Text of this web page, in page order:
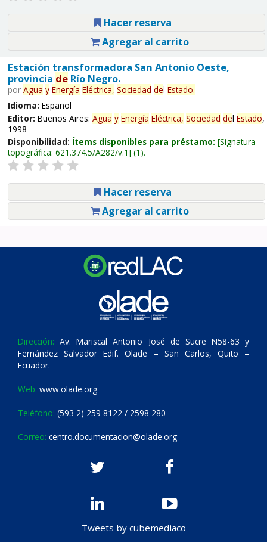
Hacer reserva
Agregar al carrito
Estación transformadora San Antonio Oeste,
provincia deRío Negro.
por Agua y Energía Eléctrica, Sociedad del Estado.
Idioma: Español
Editor: Buenos Aires: Agua y Energía Eléctrica, Sociedad del Estado,
1998
Disponibilidad: Ítems disponibles para préstamo: Signatura
topográfica: 621.374.5/A282/v.1 (1).
Hacer reserva
Agregar al carrito
Dirección: Av. Mariscal Antonio José de Sucre N58-63 y
Fernández Salvador Edif. Olade – San Carlos, Quito –
Ecuador.
Web: www.olade.org
Teléfono: (593 2) 259 8122 / 2598 280
Correo: centro.documentacion@olade.org
Tweets by cubemediaco